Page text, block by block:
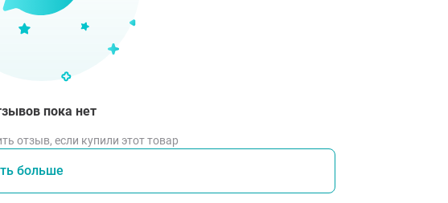
пока нет
отзыв, если купили этот товар
больше